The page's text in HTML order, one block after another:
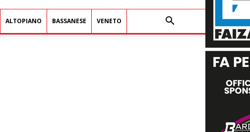
ALTOPIANO BASSANESE VENETO